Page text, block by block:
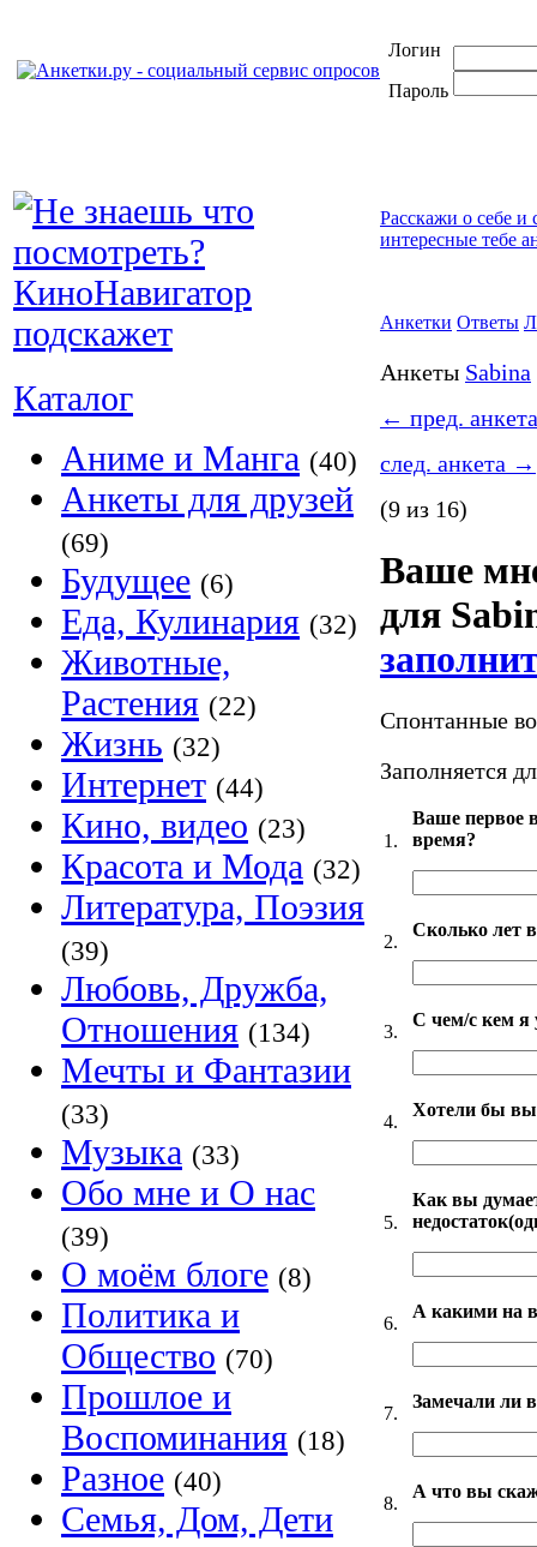
Логин
Пароль
Каталог
Аниме и Манга (40)
Анкеты для друзей
(69)
Будущее (6)
Еда, Кулинария (32)
Животные,
Растения (22)
Жизнь (32)
Интернет (44)
Кино, видео (23)
Красота и Мода (32)
Литература, Поэзия
(39)
Любовь, Дружба,
Отношения (134)
Мечты и Фантазии
(33)
Музыка (33)
Обо мне и О нас
(39)
О моём блоге (8)
Политика и
Общество (70)
Прошлое и
Воспоминания (18)
Разное (40)
Семья, Дом, Дети
Расскажи о себе и
интересные тебе
Анкетки Ответы
Анкеты Sabina
← пред. анкета
след. анкета →
(9 из 16)
Ваше
для
Спонтанные
Заполняется
1.
Ваше первое
время?
2.
Сколько лет
3.
С чем/с кем я
4.
Хотели бы вы
5.
Как вы
6.
А какими на
7.
Замечали ли
8.
А что вы